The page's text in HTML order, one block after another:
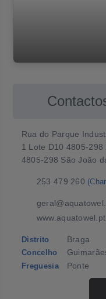
Rua do Parque
1 Lote D10 4805-298
4805-298 São João
253 479 260
www.aquatowel.pt
Distrito Braga
Concelho
Freguesia Ponte